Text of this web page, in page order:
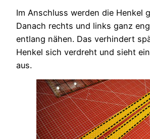
Im Anschluss werden die Henkel
Danach rechts und links ganz
entlang nähen. Das verhindert
Henkel sich verdreht und sieht
aus.